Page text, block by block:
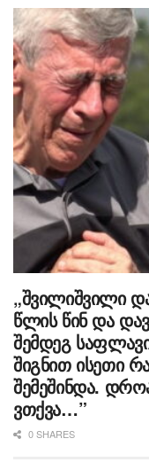
„შვილიშვილი
წლის წინ და
შემდეგ
შიგნით ისეთი
შემეშინდა.
ვთქვა…”
0 SHARES